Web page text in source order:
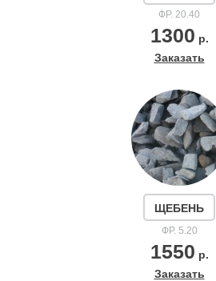
ФР. 20.40
1300 р.
Заказать
ЩЕБЕНЬ
ФР. 5.20
1550 р.
Заказать